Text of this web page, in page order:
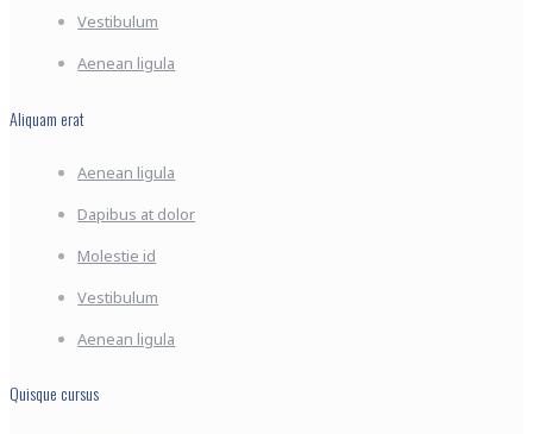
Vestibulum
Aenean ligula
Aliquam erat
Aenean ligula
Dapibus at dolor
Molestie id
Vestibulum
Aenean ligula
Quisque cursus